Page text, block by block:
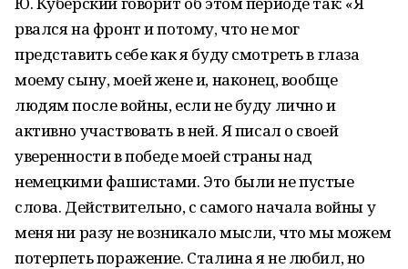
рвался на фронт и потому, что не мог
представить себе как я буду смотреть в глаза
моему сыну, моей жене и, наконец, вообще
людям после войны, если не буду лично и
активно участвовать в ней. Я писал о своей
уверенности в победе моей страны над
немецкими фашистами. Это были не пустые
слова. Действительно, с самого начала войны у
меня ни разу не возникало мысли, что мы можем
потерпеть поражение. Сталина я не любил, но